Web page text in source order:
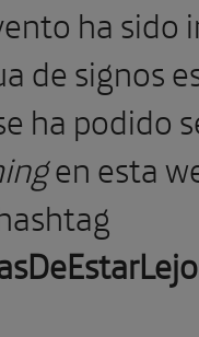
ha
de signos
ha podido
en esta